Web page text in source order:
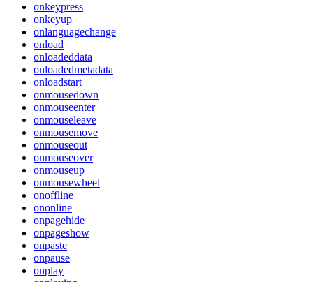
onkeypress
onkeyup
onlanguagechange
onload
onloadeddata
onloadedmetadata
onloadstart
onmousedown
onmouseenter
onmouseleave
onmousemove
onmouseout
onmouseover
onmouseup
onmousewheel
onoffline
ononline
onpagehide
onpageshow
onpaste
onpause
onplay